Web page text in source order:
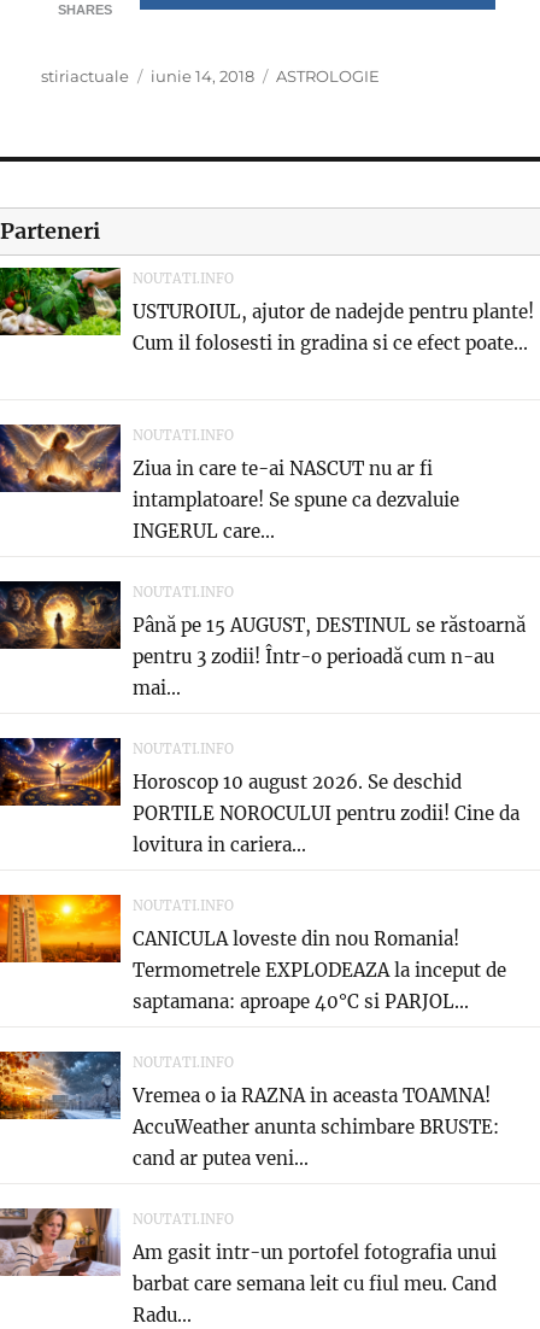
SHARES
Author
stiriactuale
Posted
iunie 14, 2018 Categories
ASTROLOGIE
Parteneri
NOUTATI.INFO
USTUROIUL, ajutor de nadejde pentru plante!
Cum il folosesti in gradina si ce efect poate...
NOUTATI.INFO
Ziua in care te-ai NASCUT nu ar fi
intamplatoare! Se spune ca dezvaluie
INGERUL care...
NOUTATI.INFO
Până pe 15 AUGUST, DESTINUL se răstoarnă
pentru 3 zodii! Într-o perioadă cum n-au
mai...
NOUTATI.INFO
Horoscop 10 august 2026. Se deschid
PORTILE NOROCULUI pentru zodii! Cine da
lovitura in cariera...
NOUTATI.INFO
CANICULA loveste din nou Romania!
Termometrele EXPLODEAZA la inceput de
saptamana: aproape 40°C si PARJOL...
NOUTATI.INFO
Vremea o ia RAZNA in aceasta TOAMNA!
AccuWeather anunta schimbare BRUSTE:
cand ar putea veni...
NOUTATI.INFO
Am gasit intr-un portofel fotografia unui
barbat care semana leit cu fiul meu. Cand
Radu...